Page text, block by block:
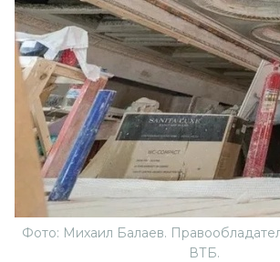
Фото: Михаил Балаев.
ВТБ.